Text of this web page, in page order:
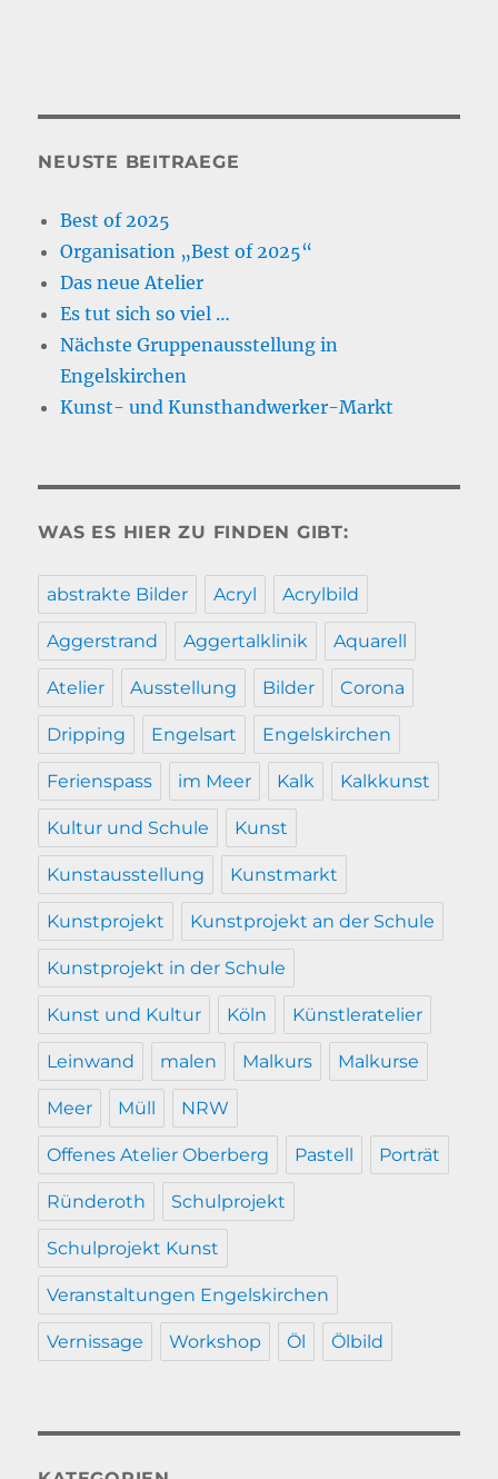
NEUSTE BEITRAEGE
Best of 2025
Organisation „Best of 2025“
Das neue Atelier
Es tut sich so viel …
Nächste Gruppenausstellung in
Engelskirchen
Kunst- und Kunsthandwerker-Markt
WAS ES HIER ZU FINDEN GIBT:
abstrakte Bilder Acryl Acrylbild
Aggerstrand Aggertalklinik Aquarell
Atelier Ausstellung Bilder Corona
Dripping Engelsart Engelskirchen
Ferienspass im Meer Kalk Kalkkunst
Kultur und Schule Kunst
Kunstausstellung Kunstmarkt
Kunstprojekt Kunstprojekt an der Schule
Kunstprojekt in der Schule
Kunst und Kultur Köln Künstleratelier
Leinwand malen Malkurs Malkurse
Meer Müll NRW
Offenes Atelier Oberberg Pastell Porträt
Ründeroth Schulprojekt
Schulprojekt Kunst
Veranstaltungen Engelskirchen
Vernissage Workshop Öl Ölbild